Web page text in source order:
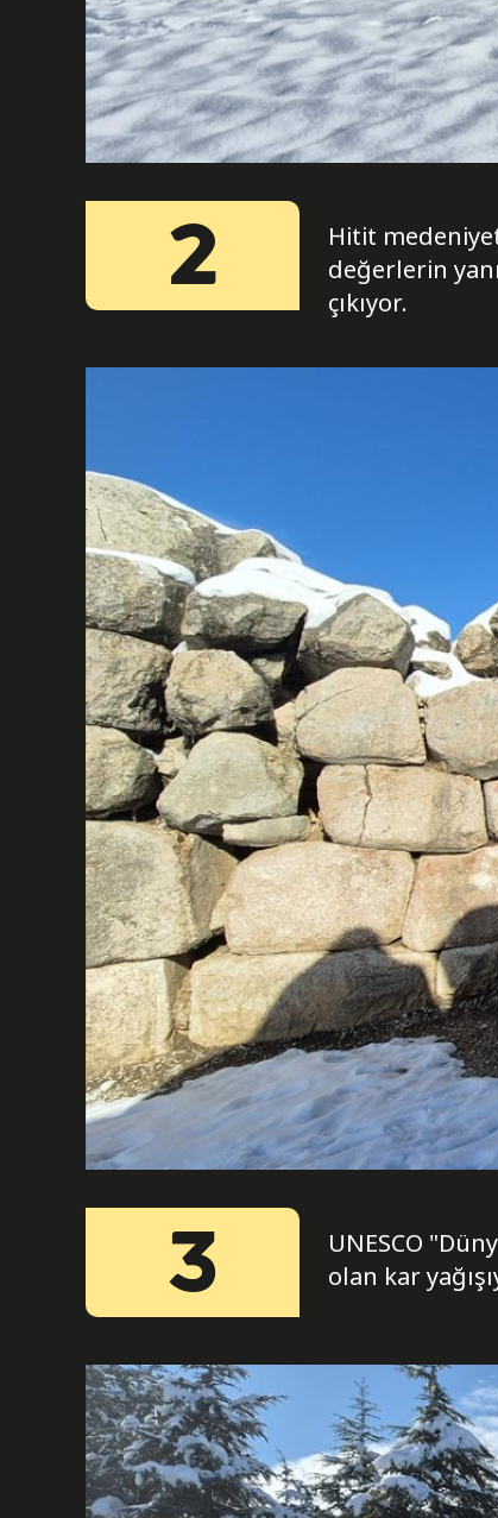
2
Hitit
değerlerin
çıkıyor.
3
UNESCO
olan kar